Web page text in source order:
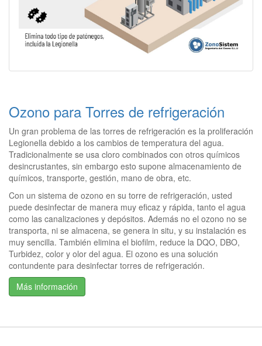
Ozono para Torres de refrigeración
Un gran problema de las torres de refrigeración es la proliferación
Legionella debido a los cambios de temperatura del agua.
Tradicionalmente se usa cloro combinados con otros químicos
desincrustantes, sin embargo esto supone almacenamiento de
químicos, transporte, gestión, mano de obra, etc.
Con un sistema de ozono en su torre de refrigeración, usted
puede desinfectar de manera muy eficaz y rápida, tanto el agua
como las canalizaciones y depósitos. Además no el ozono no se
transporta, ni se almacena, se genera in situ, y su instalación es
muy sencilla. También elimina el biofilm, reduce la DQO, DBO,
Turbidez, color y olor del agua. El ozono es una solución
contundente para desinfectar torres de refrigeración.
Más información